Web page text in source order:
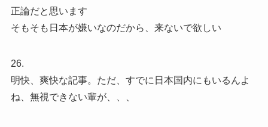
正論だと思います
そもそも日本が嫌いなのだから、来ないで欲しい
26.
明快、爽快な記事。ただ、すでに日本国内にもいるんよ
ね、無視できない輩が、、、